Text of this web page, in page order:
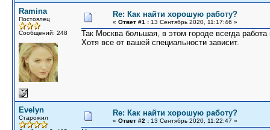
Ramina
Постоялец
Сообщений: 248
Re: Как найти хорошую работу?
« Ответ #1 : 13 Сентябрь 2020, 11:17:46 »
Так Москва большая, в этом городе всегда
Хотя все от вашей специальности зависит.
Evelyn
Старожил
Re: Как найти хорошую работу?
« Ответ #2 : 13 Сентябрь 2020, 11:22:47 »